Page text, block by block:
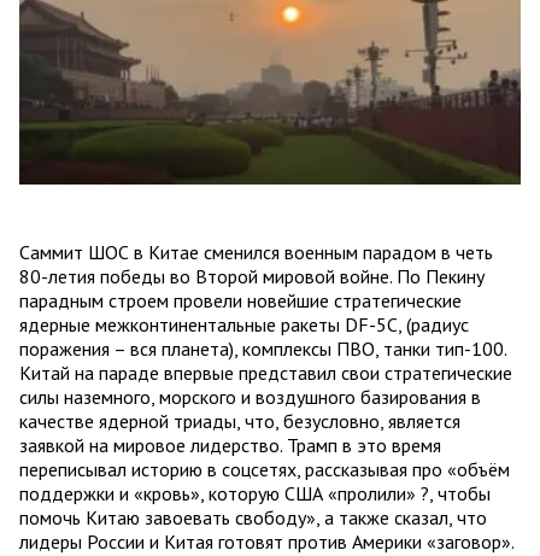
Саммит ШОС в Китае сменился военным парадом в четь
80-летия победы во Второй мировой войне. По Пекину
парадным строем провели новейшие стратегические
ядерные межконтинентальные ракеты DF-5C, (радиус
поражения – вся планета), комплексы ПВО, танки тип-100.
Китай на параде впервые представил свои стратегические
силы наземного, морского и воздушного базирования в
качестве ядерной триады, что, безусловно, является
заявкой на мировое лидерство. Трамп в это время
переписывал историю в соцсетях, рассказывая про «объём
поддержки и «кровь», которую США «пролили» ?, чтобы
помочь Китаю завоевать свободу», а также сказал, что
лидеры России и Китая готовят против Америки «заговор».